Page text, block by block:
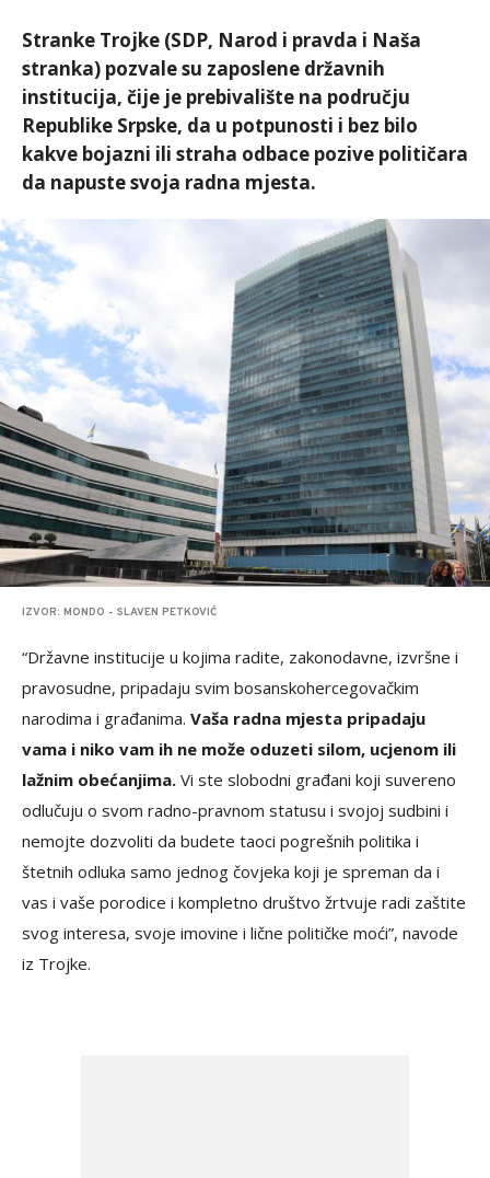
Stranke Trojke (SDP, Narod i pravda i Naša
stranka) pozvale su zaposlene državnih
institucija, čije je prebivalište na području
Republike Srpske, da u potpunosti i bez bilo
kakve bojazni ili straha odbace pozive političara
da napuste svoja radna mjesta.
IZVOR: MONDO - SLAVEN PETKOVIĆ
“Državne institucije u kojima radite, zakonodavne, izvršne i
pravosudne, pripadaju svim bosanskohercegovačkim
narodima i građanima. Vaša radna mjesta pripadaju
vama i niko vam ih ne može oduzeti silom, ucjenom ili
lažnim obećanjima. Vi ste slobodni građani koji suvereno
odlučuju o svom radno-pravnom statusu i svojoj sudbini i
nemojte dozvoliti da budete taoci pogrešnih politika i
štetnih odluka samo jednog čovjeka koji je spreman da i
vas i vaše porodice i kompletno društvo žrtvuje radi zaštite
svog interesa, svoje imovine i lične političke moći”, navode
iz Trojke.